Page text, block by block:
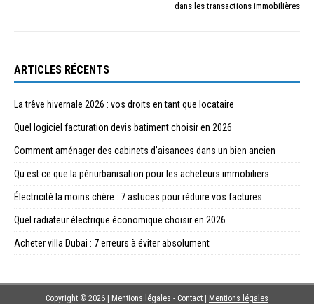
dans les transactions immobilières
ARTICLES RÉCENTS
La trêve hivernale 2026 : vos droits en tant que locataire
Quel logiciel facturation devis batiment choisir en 2026
Comment aménager des cabinets d’aisances dans un bien ancien
Qu est ce que la périurbanisation pour les acheteurs immobiliers
Électricité la moins chère : 7 astuces pour réduire vos factures
Quel radiateur électrique économique choisir en 2026
Acheter villa Dubai : 7 erreurs à éviter absolument
Copyright © 2026 | Mentions légales - Contact Mentions légales